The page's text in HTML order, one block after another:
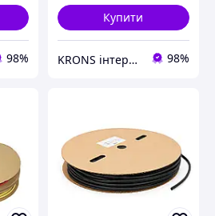
98%
Купити
KRONS інтернет-магазин 98%